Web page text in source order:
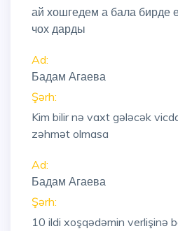
ай хошгедем а бала бирде
чох дарды
Ad:
Бадам Агаева
Şərh:
Kim bilir nə vaxt gələcək
zəhmət olmasa
Ad:
Бадам Агаева
Şərh:
10 ildi xoşqədəmin verlişinə